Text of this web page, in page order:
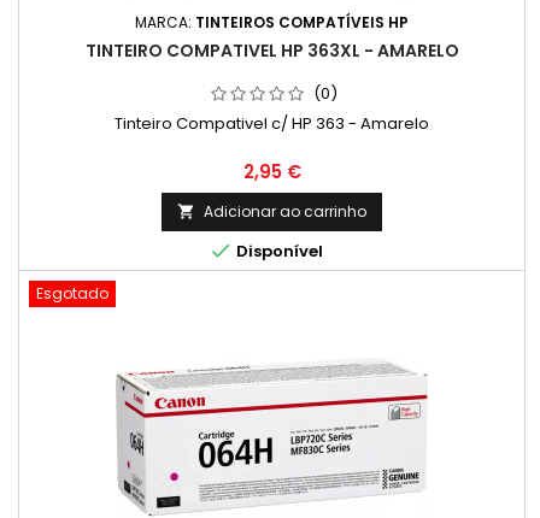
MARCA: TINTEIROS COMPATÍVEIS HP
TINTEIRO COMPATIVEL HP 363XL - AMARELO
(0)
Tinteiro Compativel c/ HP 363 - Amarelo
Preço
2,95 €
 Adicionar ao carrinho
 Disponível
Esgotado